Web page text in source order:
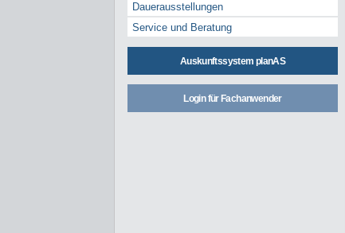
Dauerausstellungen
Service und Beratung
Auskunftssystem planAS
Login für Fachanwender